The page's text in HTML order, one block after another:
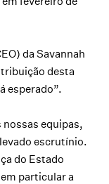
da Savannah
desta
esperado”.
equipas,
escrutínio.
do Estado
particular a